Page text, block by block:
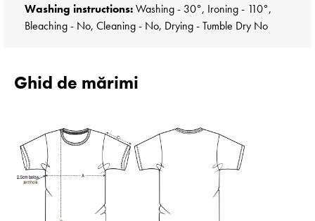
Washing instructions:Washing - 30°, Ironing - 110°,
Bleaching - No, Cleaning - No, Drying - Tumble Dry No
Ghid de mărimi